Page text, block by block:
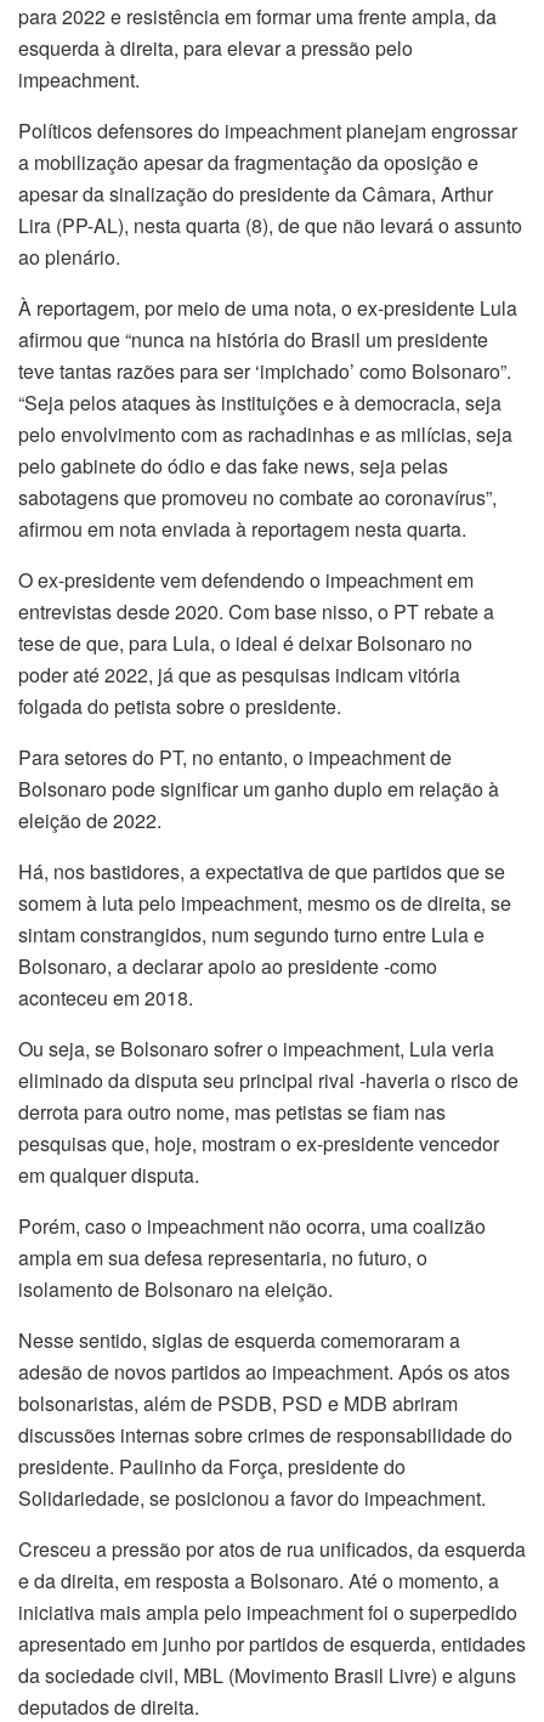
para 2022 e resistência em formar uma frente ampla, da
esquerda à direita, para elevar a pressão pelo
impeachment.
Políticos defensores do impeachment planejam engrossar
a mobilização apesar da fragmentação da oposição e
apesar da sinalização do presidente da Câmara, Arthur
Lira (PP-AL), nesta quarta (8), de que não levará o assunto
ao plenário.
À reportagem, por meio de uma nota, o ex-presidente Lula
afirmou que “nunca na história do Brasil um presidente
teve tantas razões para ser ‘impichado’ como Bolsonaro”.
“Seja pelos ataques às instituições e à democracia, seja
pelo envolvimento com as rachadinhas e as milícias, seja
pelo gabinete do ódio e das fake news, seja pelas
sabotagens que promoveu no combate ao coronavírus”,
afirmou em nota enviada à reportagem nesta quarta.
O ex-presidente vem defendendo o impeachment em
entrevistas desde 2020. Com base nisso, o PT rebate a
tese de que, para Lula, o ideal é deixar Bolsonaro no
poder até 2022, já que as pesquisas indicam vitória
folgada do petista sobre o presidente.
Para setores do PT, no entanto, o impeachment de
Bolsonaro pode significar um ganho duplo em relação à
eleição de 2022.
Há, nos bastidores, a expectativa de que partidos que se
somem à luta pelo impeachment, mesmo os de direita, se
sintam constrangidos, num segundo turno entre Lula e
Bolsonaro, a declarar apoio ao presidente -como
aconteceu em 2018.
Ou seja, se Bolsonaro sofrer o impeachment, Lula veria
eliminado da disputa seu principal rival -haveria o risco de
derrota para outro nome, mas petistas se fiam nas
pesquisas que, hoje, mostram o ex-presidente vencedor
em qualquer disputa.
Porém, caso o impeachment não ocorra, uma coalizão
ampla em sua defesa representaria, no futuro, o
isolamento de Bolsonaro na eleição.
Nesse sentido, siglas de esquerda comemoraram a
adesão de novos partidos ao impeachment. Após os atos
bolsonaristas, além de PSDB, PSD e MDB abriram
discussões internas sobre crimes de responsabilidade do
presidente. Paulinho da Força, presidente do
Solidariedade, se posicionou a favor do impeachment.
Cresceu a pressão por atos de rua unificados, da esquerda
e da direita, em resposta a Bolsonaro. Até o momento, a
iniciativa mais ampla pelo impeachment foi o superpedido
apresentado em junho por partidos de esquerda, entidades
da sociedade civil, MBL (Movimento Brasil Livre) e alguns
deputados de direita.